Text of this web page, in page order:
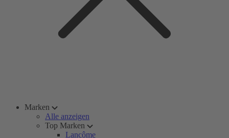
Marken
Alle anzeigen
Top Marken
Lancôme